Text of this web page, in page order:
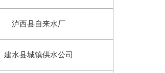
泸西县自来水厂
建水县城镇供水公司